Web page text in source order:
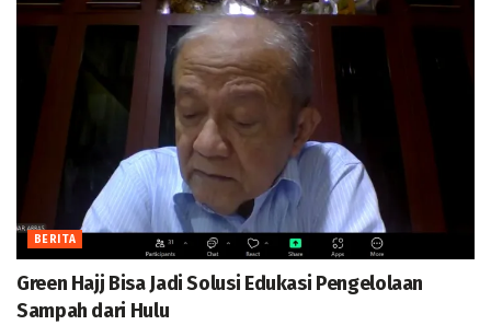
BERITA
Green Hajj Bisa Jadi Solusi Edukasi Pengelolaan
Sampah dari Hulu